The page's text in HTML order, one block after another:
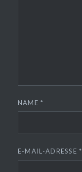
NAME*
E-MAIL-ADRESSE*